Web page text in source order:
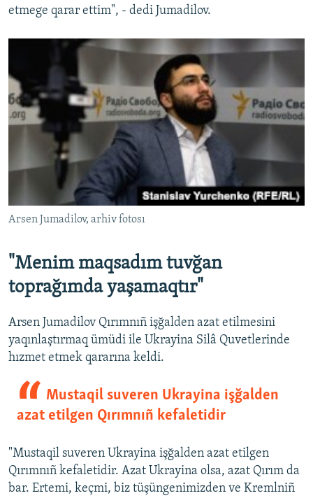
etmege qarar ettim", - dedi Jumadilov.
Arsen Jumadilov, arhiv fotosı
"Menim maqsadım tuvğan
toprağımda yaşamaqtır"
Arsen Jumadilov Qırımnıñ işğalden azat etilmesini
yaqınlaştırmaq ümüdi ile Ukrayina Silâ Quvetlerinde
hızmet etmek qararına keldi.
Mustaqil suveren Ukrayina işğalden
azat etilgen Qırımnıñ kefaletidir
"Mustaqil suveren Ukrayina işğalden azat etilgen
Qırımnıñ kefaletidir. Azat Ukrayina olsa, azat Qırım da
bar. Ertemi, keçmi, biz tüşüngenimizden ve Kremlniñ